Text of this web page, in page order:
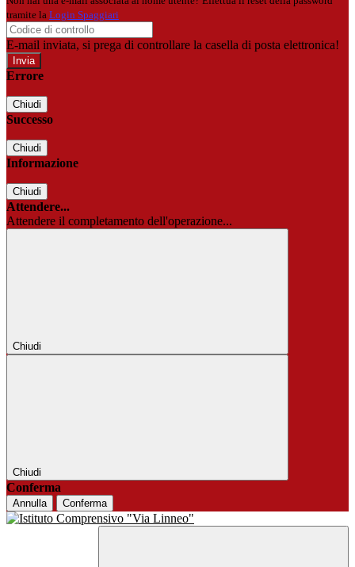
tramite la Login Spaggiari
E-mail inviata, si prega di controllare la casella di posta elettronica!
Errore
Chiudi
Successo
Chiudi
Informazione
Chiudi
Attendere...
Attendere il completamento dell'operazione...
Chiudi
Chiudi
Conferma
Annulla Conferma